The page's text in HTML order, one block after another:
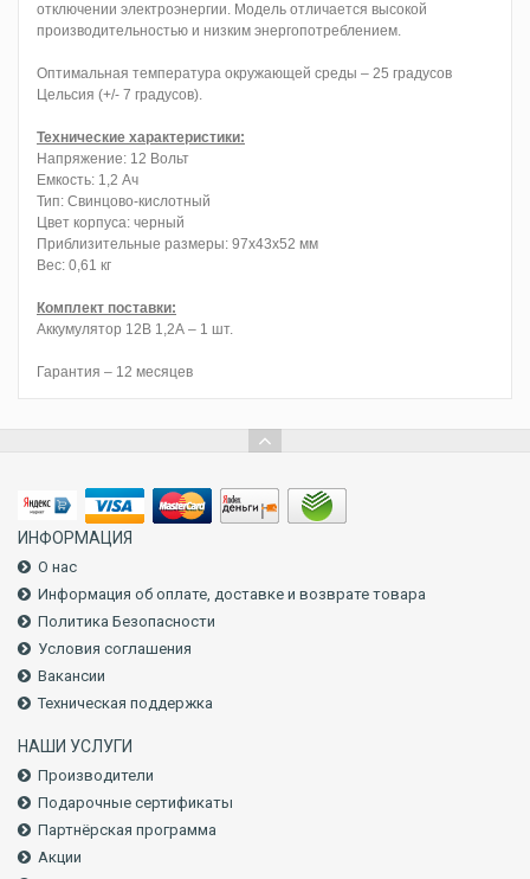
отключении электроэнергии. Модель отличается высокой
производительностью и низким энергопотреблением.
Оптимальная температура окружающей среды – 25 градусов
Цельсия (+/- 7 градусов).
Технические характеристики:
Напряжение: 12 Вольт
Емкость: 1,2 Ач
Тип: Свинцово-кислотный
Цвет корпуса: черный
Приблизительные размеры: 97х43х52 мм
Вес: 0,61 кг
Комплект поставки:
Аккумулятор 12В 1,2А – 1 шт.
Гарантия – 12 месяцев
ИНФОРМАЦИЯ
О нас
Информация об оплате, доставке и возврате товара
Политика Безопасности
Условия соглашения
Вакансии
Техническая поддержка
НАШИ УСЛУГИ
Производители
Подарочные сертификаты
Партнёрская программа
Акции